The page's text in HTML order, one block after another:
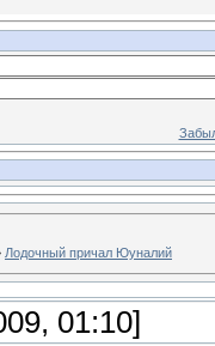
Лодочный причал Юуналий
01:10]